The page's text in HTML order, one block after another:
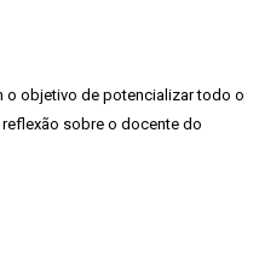
o objetivo de potencializar todo o
sobre o docente do